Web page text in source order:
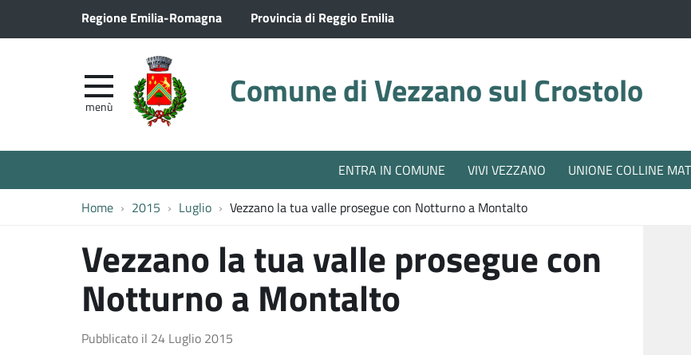
Regione Emilia-Romagna Provincia di Reggio Emilia
Comune di Vezzano sul Crostolo
menù
ENTRA IN COMUNE VIVI VEZZANO UNIONE COLLINE
Home 2015 Luglio Vezzano la tua valle prosegue con Notturno a Montalto
Vezzano la tua valle prosegue con
Notturno a Montalto
Pubblicato il 24 Luglio 2015